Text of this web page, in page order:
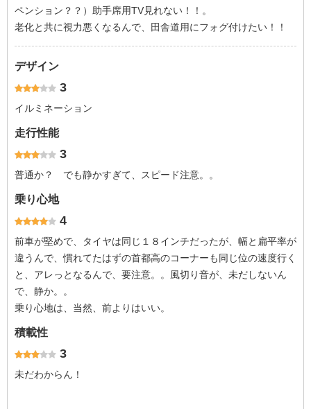
ペンション？？）助手席用TV見れない！！。
老化と共に視力悪くなるんで、田舎道用にフォグ付けたい！！
デザイン
3
イルミネーション
走行性能
3
普通か？ でも静かすぎて、スピード注意。。
乗り心地
4
前車が堅めで、タイヤは同じ１８インチだったが、幅と扁平率が
違うんで、慣れてたはずの首都高のコーナーも同じ位の速度行く
と、アレっとなるんで、要注意。。風切り音が、未だしないん
で、静か。。
乗り心地は、当然、前よりはいい。
積載性
3
未だわからん！